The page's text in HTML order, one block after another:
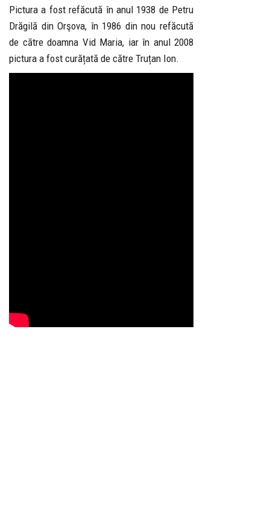
Pictura a fost refăcută în anul 1938 de Petru
Drăgilă din Orşova, în 1986 din nou refăcută
de către doamna Vid Maria, iar în anul 2008
pictura a fost curățată de către Truțan Ion.